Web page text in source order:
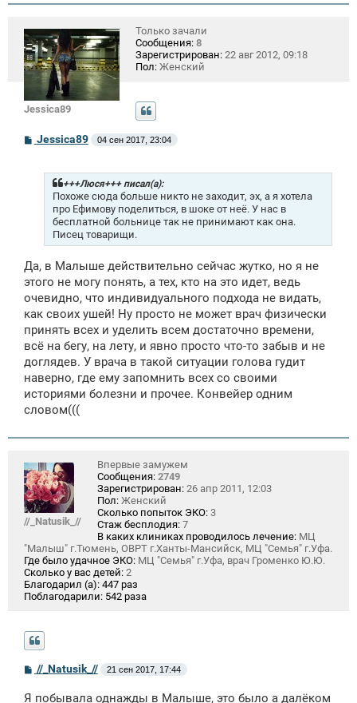
Jessica89
Только зачали
Сообщения: 8
Зарегистрирован: 22 авг 2012, 09:18
Пол: Женский
Jessica89 04 сен 2017, 23:04
+++Люся+++ писал(а):
Похоже сюда больше никто не заходит, эх, а я хотела
про Ефимову поделиться, в шоке от неё. У нас в
бесплатной больнице так не принимают как она.
Писец товарищи.
Да, в Малыше действительно сейчас жутко, но я не
этого не могу понять, а тех, кто на это идет, ведь
очевидно, что индивидуального подхода не видать,
как своих ушей! Ну просто не может врач физически
принять всех и уделить всем достаточно времени,
всё на бегу, на лету, и явно просто что-то забыв и не
доглядев. У врача в такой ситуации голова гудит
наверно, где ему запомнить всех со своими
историями болезни и прочее. Конвейер одним
словом(((
//_Natusik_//
Впервые замужем
Сообщения: 2749
Зарегистрирован: 26 апр 2011, 12:03
Пол: Женский
Сколько попыток ЭКО: 3
Стаж бесплодия: 7
В каких клиниках проводилось лечение: МЦ
"Малыш" г.Тюмень, ОВРТ г.Ханты-Мансийск, МЦ "Семья" г.Уфа.
Где было удачное ЭКО: МЦ "Семья" г.Уфа, врач Громенко Ю.Ю.
Сколько у вас детей: 2
Благодарил (а): 447 раз
Поблагодарили: 542 раза
С
о
б
//_Natusik_// 21 сен 2017, 17:44
Я побывала однажды в Малыше, это было а далёком